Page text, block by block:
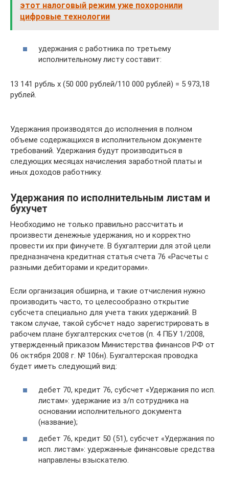
этот налоговый режим уже похоронили
цифровые технологии
удержания с работника по третьему
исполнительному листу составит:
13 141 рубль х (50 000 рублей/110 000 рублей) = 5 973,18
рублей.
Удержания производятся до исполнения в полном
объеме содержащихся в исполнительном документе
требований. Удержания будут производиться в
следующих месяцах начисления заработной платы и
иных доходов работнику.
Удержания по исполнительным листам и
бухучет
Необходимо не только правильно рассчитать и
произвести денежные удержания, но и корректно
провести их при финучете. В бухгалтерии для этой цели
предназначена кредитная статья счета 76 «Расчеты с
разными дебиторами и кредиторами».
Если организация обширна, и такие отчисления нужно
производить часто, то целесообразно открытие
субсчета специально для учета таких удержаний. В
таком случае, такой субсчет надо зарегистрировать в
рабочем плане бухгалтерских счетов (п. 4 ПБУ 1/2008,
утвержденный приказом Министерства финансов РФ от
06 октября 2008 г. № 106н). Бухгалтерская проводка
будет иметь следующий вид:
дебет 70, кредит 76, субсчет «Удержания по исп.
листам»: удержание из з/п сотрудника на
основании исполнительного документа
(название);
дебет 76, кредит 50 (51), субсчет «Удержания по
исп. листам»: удержанные финансовые средства
направлены взыскателю.